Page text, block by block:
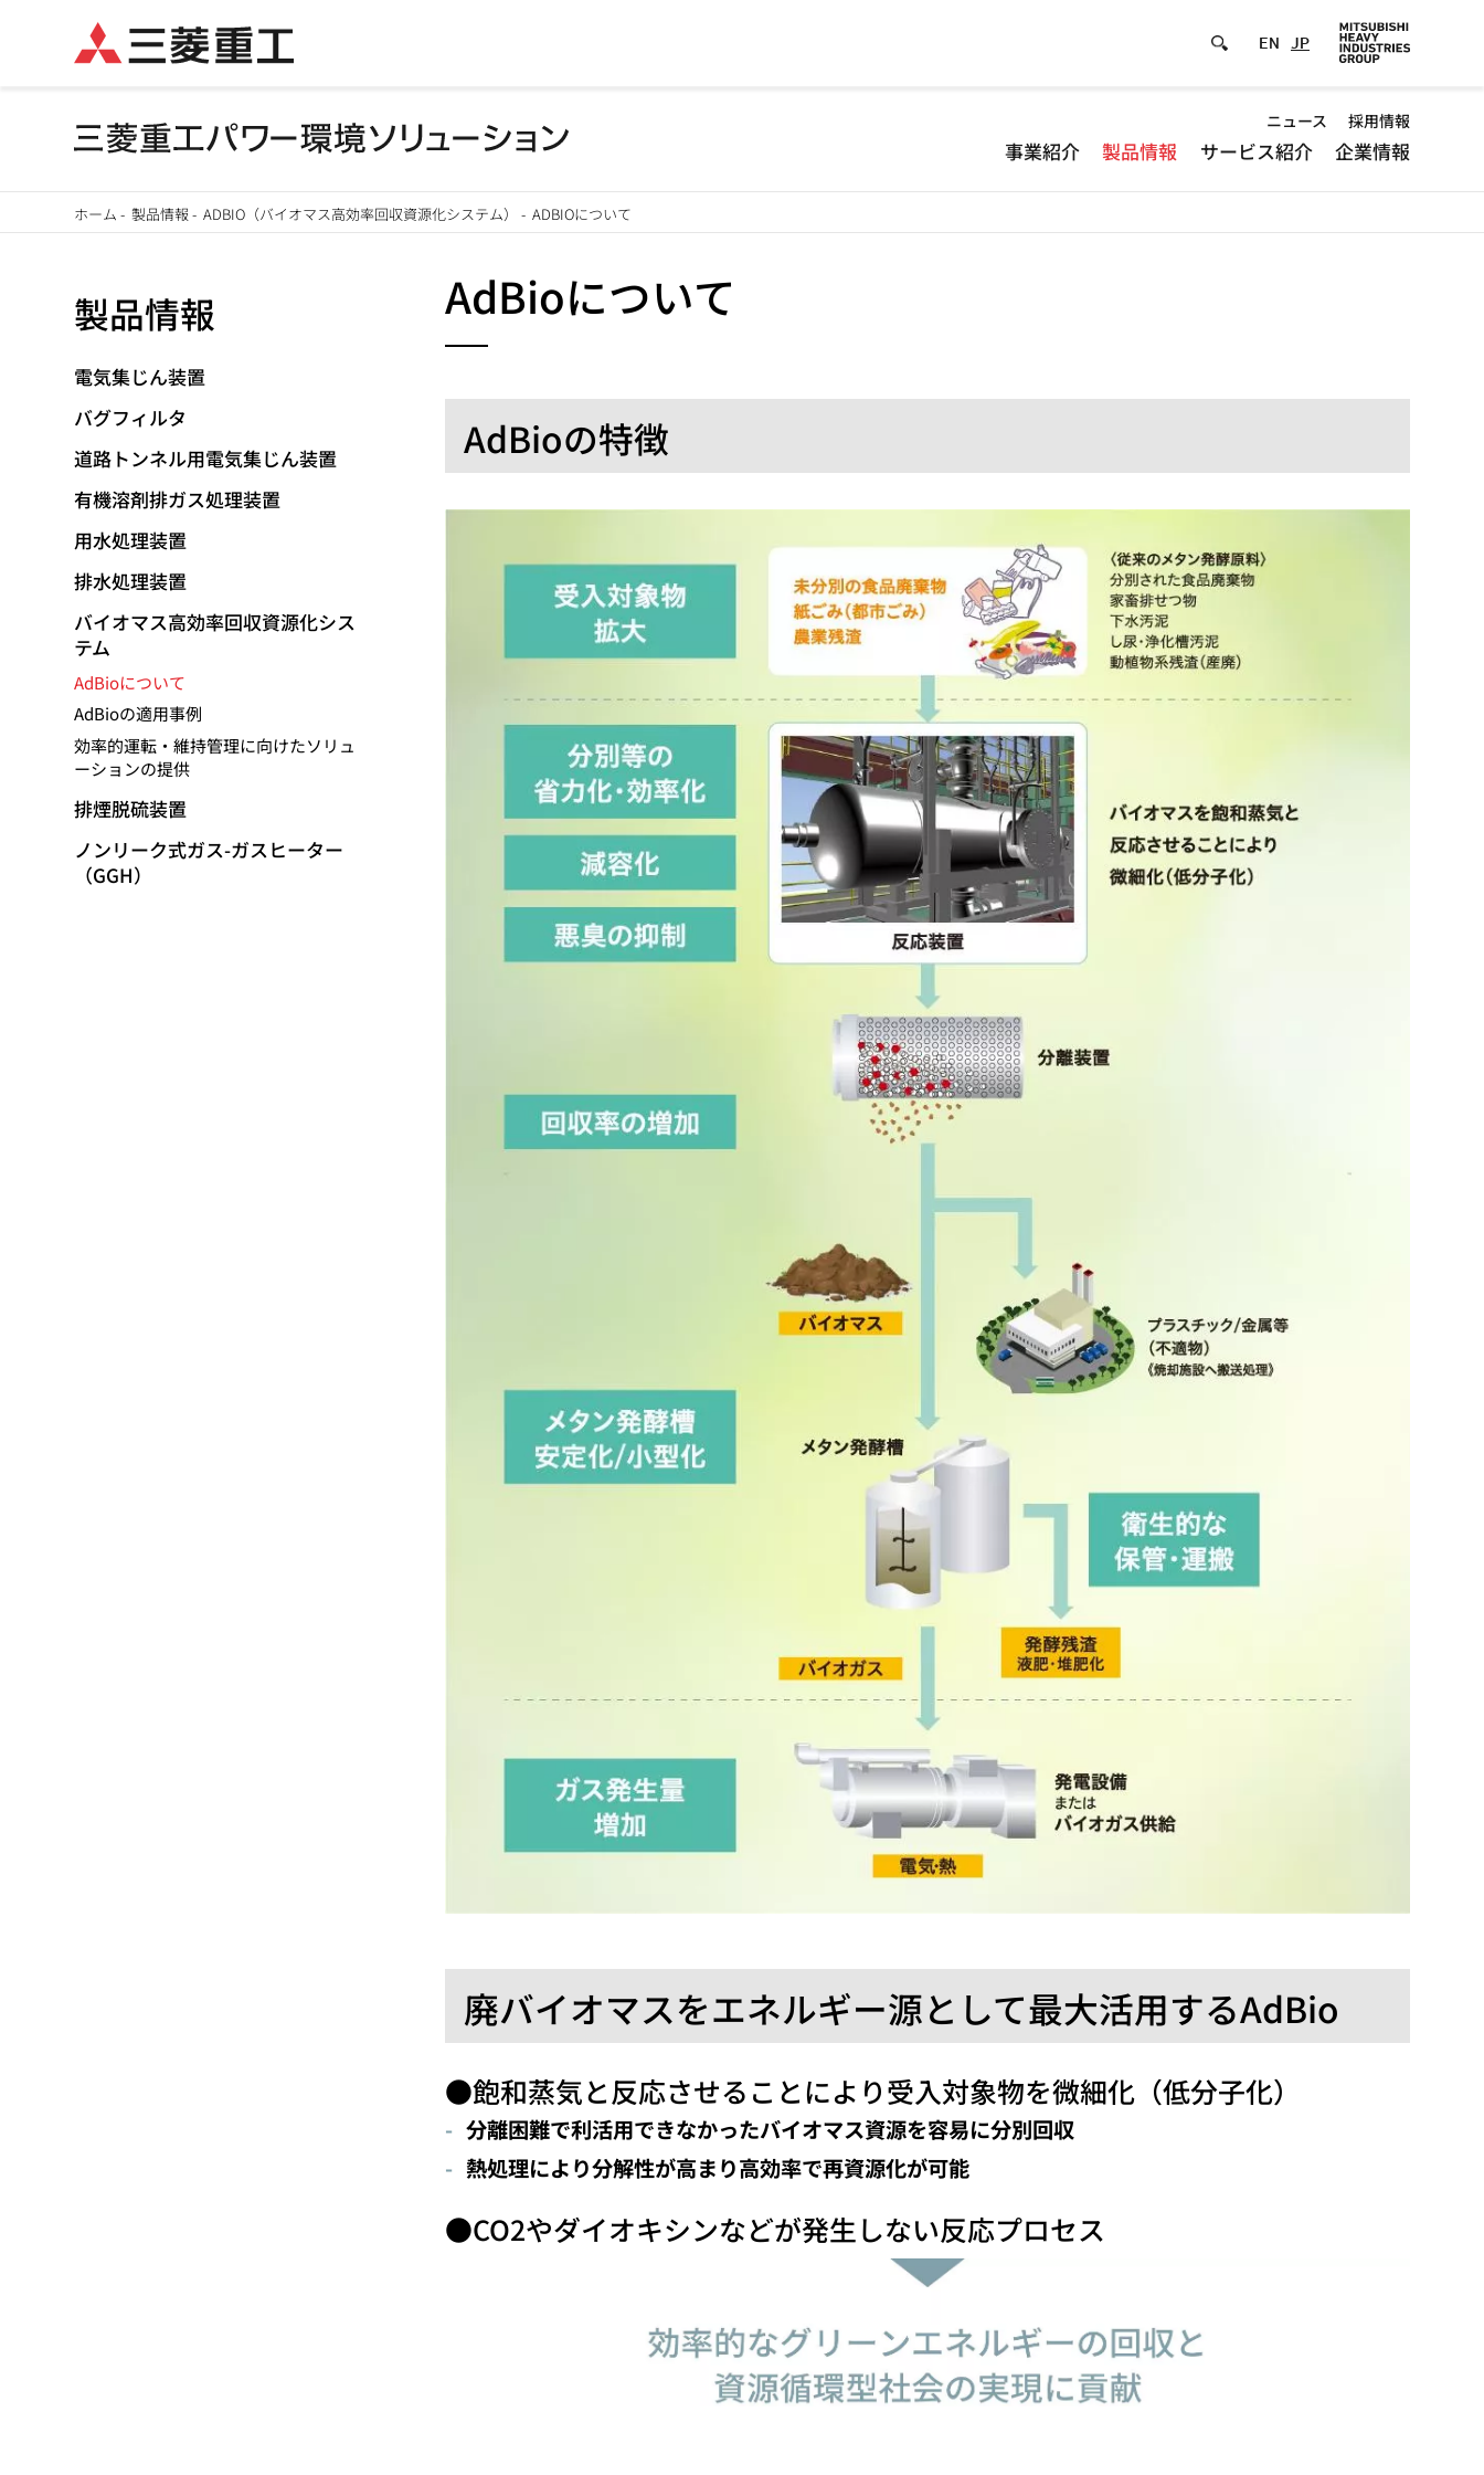
イ
EN JP
Default
-
Header
ニュース 採用情報
事業紹介 製品情報 サービス紹介 企業情報
ホーム -製品情報 -ADBIO（バイオマス高効率回収資源化システム） -ADBIOについて
AdBioについて
AdBioの特徴
廃バイオマスをエネルギー源として最大活用するAdBio
●飽和蒸気と反応させることにより受入対象物を微細化（低分子化）
分離困難で利活用できなかったバイオマス資源を容易に分別回収
熱処理により分解性が高まり高効率で再資源化が可能
●CO2やダイオキシンなどが発生しない反応プロセス
製品情報
電気集じん装置
バグフィルタ
道路トンネル用電気集じん装置
有機溶剤排ガス処理装置
用水処理装置
排水処理装置
バイオマス高効率回収資源化シス
テム
AdBioについて
AdBioの適用事例
効率的運転・維持管理に向けたソリュ
ーションの提供
排煙脱硫装置
ノンリーク式ガス-ガスヒーター
（GGH）